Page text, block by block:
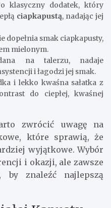
klasyczny dodatek, który
ciapkapustą, nadając jej
dopełnia smak ciapkapusty,
mielonym.
na talerzu, nadaje
i łagodzi jej smak.
i lekko kwaśna sałatka z
do ciepłej, kwaśnej
zwrócić uwagę na
które sprawią, że
wyjątkowe. Wybór
i okazji, ale zawsze
by znaleźć najlepszą